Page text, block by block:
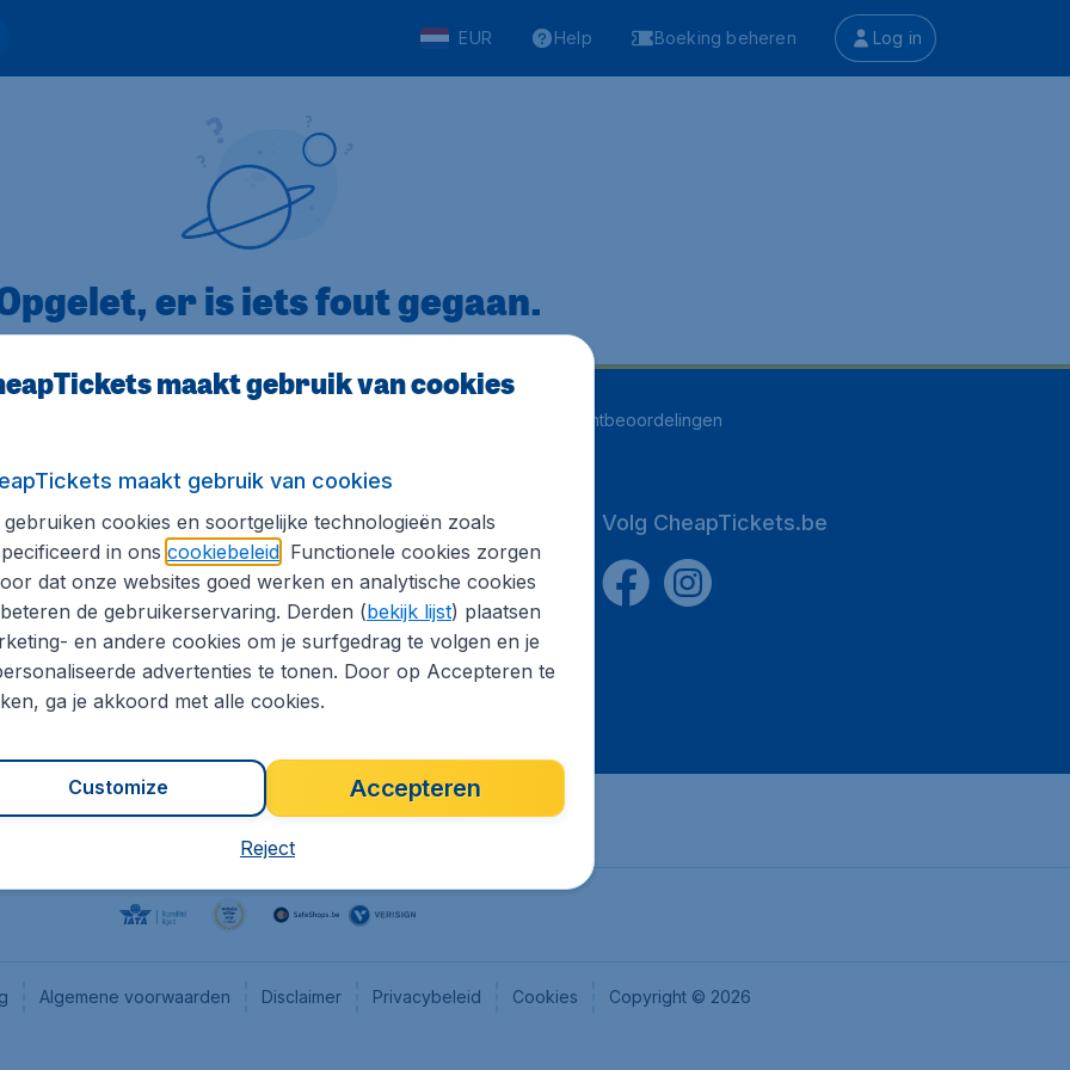
EUR Help Boeking beheren Log in
er is iets fout gegaan.
klantbeoordelingen
informatie
Internationale sites
Flugladen.de
CheapTickets.ch
CheapTickets.nl
CheapTickets.sg
Volg CheapTickets.be
Algemene voorwaarden Disclaimer Privacybeleid Cookies Copyright © 2026
maakt gebruik van cookies
maakt gebruik van cookies
gebruiken cookies en soortgelijke technologieën zoals
in ons cookiebeleid. Functionele cookies zorgen
dat onze websites goed werken en analytische cookies
de gebruikerservaring. Derden (bekijk lijst) plaatsen
en andere cookies om je surfgedrag te volgen en je
advertenties te tonen. Door op Accepteren te
ga je akkoord met alle cookies.
Accepteren
Customize
Reject